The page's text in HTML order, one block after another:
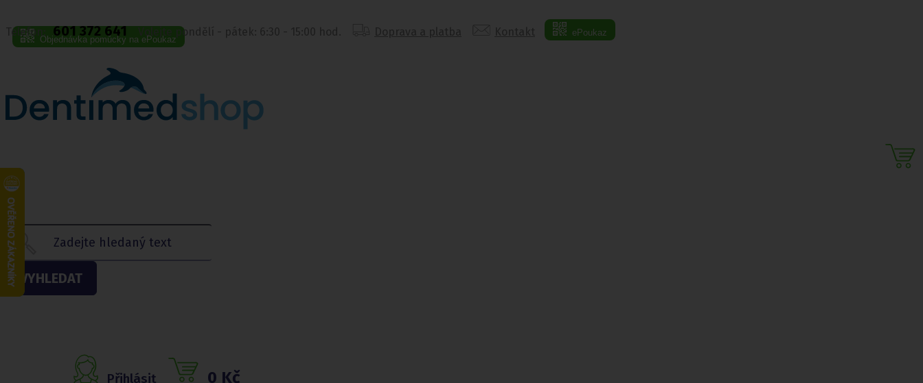
Telefon: 601 372 641 Volejte pondělí - pátek: 6:30 - 15:00 hod. ePoukaz
Objednávka pomůcky na ePoukaz
VYHLEDAT
Přihlásit 0 Kč